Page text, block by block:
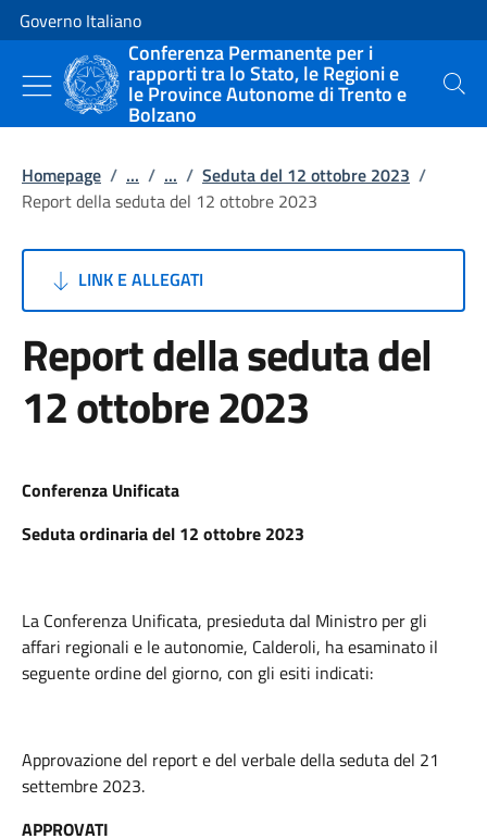
Vai al contenuto
Vai alla navigazione del sito
Governo Italiano
Conferenza Permanente per i
rapporti tra lo Stato, le Regioni e
le Province Autonome di Trento e
Bolzano
Cerca
Homepage / ... / ... / Seduta del 12 ottobre 2023 /
Report della seduta del 12 ottobre 2023
LINK E ALLEGATI
Report della seduta del
12 ottobre 2023
Conferenza Unificata
Seduta ordinaria del 12 ottobre 2023
La Conferenza Unificata, presieduta dal Ministro per gli
affari regionali e le autonomie, Calderoli, ha esaminato il
seguente ordine del giorno, con gli esiti indicati:
Approvazione del report e del verbale della seduta del 21
settembre 2023.
APPROVATI